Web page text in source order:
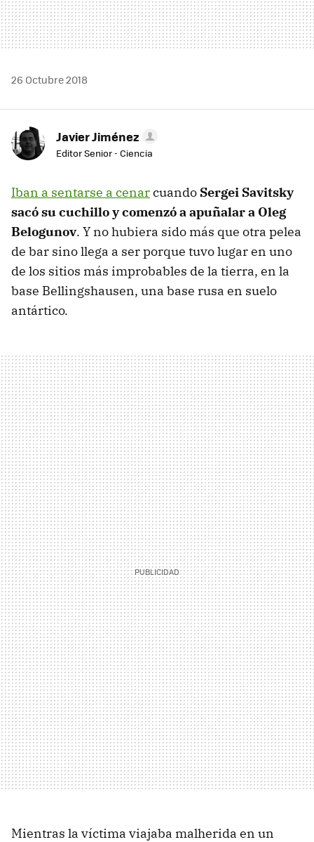
26 Octubre 2018
Javier Jiménez
Editor Senior - Ciencia
Iban a sentarse a cenarcuando Sergei Savitsky
sacó su cuchillo y comenzó a apuñalar a Oleg
Belogunov. Y no hubiera sido más que otra pelea
de bar sino llega a ser porque tuvo lugar en uno
de los sitios más improbables de la tierra, en la
base Bellingshausen, una base rusa en suelo
antártico.
Mientras la víctima viajaba malherida en un